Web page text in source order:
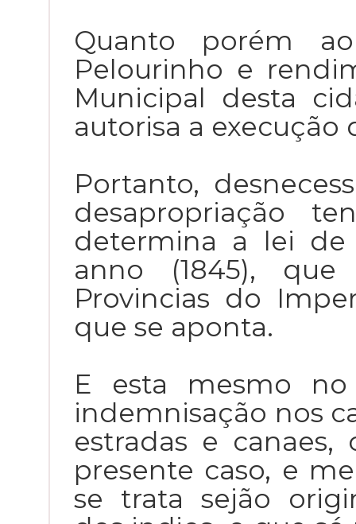
Quanto porém
Pelourinho e
Municipal desta
autorisa a execução
Portanto,
desapropriação
determina a lei
anno (1845),
Provincias do
que se aponta.
E esta mesmo
indemnisação nos
estradas e
presente caso, e
se trata sejão